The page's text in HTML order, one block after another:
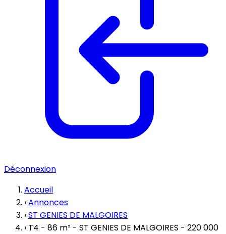
Déconnexion
Accueil
›Annonces
›ST GENIES DE MALGOIRES
› T4 - 86 m² - ST GENIES DE MALGOIRES - 220 000